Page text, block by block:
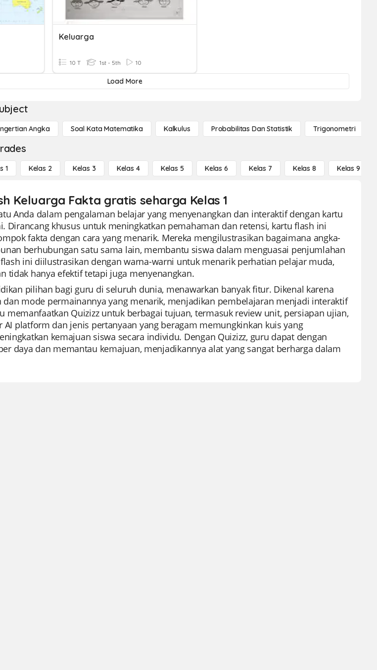
Keluarga
10 T 1st - 5th 10
Load More
Angka Soal Kata Matematika Kalkulus Probabilitas Dan Statistik Trigonometri
1 Kelas 2 Kelas 3 Kelas 4 Kelas 5 Kelas 6 Kelas 7 Kelas 8 Kelas 9
Keluarga Fakta gratis seharga Kelas 1
Anda dalam pengalaman belajar yang menyenangkan dan interaktif dengan kartu
Dirancang khusus untuk meningkatkan pemahaman dan retensi, kartu flash ini
fakta dengan cara yang menarik. Mereka mengilustrasikan bagaimana angka-
berhubungan satu sama lain, membantu siswa dalam menguasai penjumlahan
ini diilustrasikan dengan warna-warni untuk menarik perhatian pelajar muda,
tidak hanya efektif tetapi juga menyenangkan.
pilihan bagi guru di seluruh dunia, menawarkan banyak fitur. Dikenal karena
dan mode permainannya yang menarik, menjadikan pembelajaran menjadi interaktif
memanfaatkan Quizizz untuk berbagai tujuan, termasuk review unit, persiapan ujian,
platform dan jenis pertanyaan yang beragam memungkinkan kuis yang
kemajuan siswa secara individu. Dengan Quizizz, guru dapat dengan
daya dan memantau kemajuan, menjadikannya alat yang sangat berharga dalam